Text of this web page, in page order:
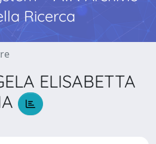
Ricerca
ELISABETTA